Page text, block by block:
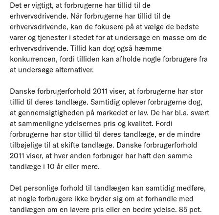
Det er vigtigt, at forbrugerne har tillid til de
erhvervsdrivende. Når forbrugerne har tillid til de
erhvervsdrivende, kan de fokusere på at vælge de bedste
varer og tjenester i stedet for at undersøge en masse om de
erhvervsdrivende. Tillid kan dog også hæmme
konkurrencen, fordi tilliden kan afholde nogle forbrugere fra
at undersøge alternativer.
Danske forbrugerforhold 2011 viser, at forbrugerne har stor
tillid til deres tandlæge. Samtidig oplever forbrugerne dog,
at gennemsigtigheden på markedet er lav. De har bl.a. svært
at sammenligne ydelsernes pris og kvalitet. Fordi
forbrugerne har stor tillid til deres tandlæge, er de mindre
tilbøjelige til at skifte tandlæge. Danske forbrugerforhold
2011 viser, at hver anden forbruger har haft den samme
tandlæge i 10 år eller mere.
Det personlige forhold til tandlægen kan samtidig medføre,
at nogle forbrugere ikke bryder sig om at forhandle med
tandlægen om en lavere pris eller en bedre ydelse. 85 pct.